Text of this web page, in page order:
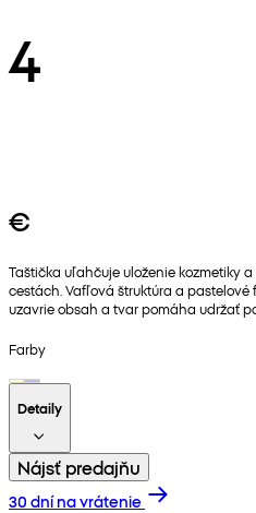
4
€
Taštička uľahčuje uloženie kozmetiky
cestách. Vafľová štruktúra a
uzavrie obsah a tvar pomáha udržať
Farby
Detaily
Nájsť predajňu
30 dní na vrátenie